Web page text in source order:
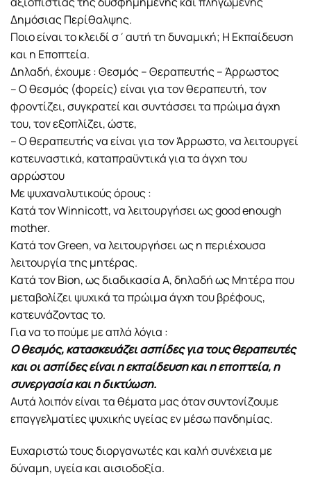
Δημόσιας Περίθαλψης.
Ποιο είναι το κλειδί σ΄αυτή τη δυναμική; Η Εκπαίδευση
και η Εποπτεία.
Δηλαδή, έχουμε : Θεσμός – Θεραπευτής – Άρρωστος
– Ο θεσμός (φορείς) είναι για τον θεραπευτή, τον
φροντίζει, συγκρατεί και συντάσσει τα πρώιμα άγχη
του, τον εξοπλίζει, ώστε,
– Ο θεραπευτής να είναι για τον Άρρωστο, να λειτουργεί
κατευναστικά, καταπραϋντικά για τα άγχη του
αρρώστου
Με ψυχαναλυτικούς όρους :
Κατά τον Winnicott, να λειτουργήσει ως good enough
mother.
Κατά τον Green, να λειτουργήσει ως η περιέχουσα
λειτουργία της μητέρας.
Κατά τον Bion, ως διαδικασία Α, δηλαδή ως Μητέρα που
μεταβολίζει ψυχικά τα πρώιμα άγχη του βρέφους,
κατευνάζοντας το.
Για να το πούμε με απλά λόγια :
Ο θεσμός, κατασκευάζει ασπίδες για τους θεραπευτές
και οι ασπίδες είναι η εκπαίδευση και η εποπτεία, η
συνεργασία και η δικτύωση.
Αυτά λοιπόν είναι τα θέματα μας όταν συντονίζουμε
επαγγελματίες ψυχικής υγείας εν μέσω πανδημίας.
Ευχαριστώ τους διοργανωτές και καλή συνέχεια με
δύναμη, υγεία και αισιοδοξία.